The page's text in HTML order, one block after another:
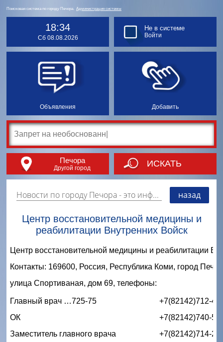
Поисковая система по городу Печора. Администрация системы
18:34
Сб 08.08.2026
Объявления Добавить
Не в системе
Войти
Печора
Другой город ИСКАТЬ
Новости по городу Печора- это информация о событиях, мероприятиях и торгово-коммерческой деятельности города. Страницу наполняют платные и бесплатные объявления, имеющие функцию "поднятия вверх списка". назад
Центр восстановительной медицины и
реабилитации Внутренних Войск
Центр восстановительной медицины и реабилитации
Контакты: 169600, Россия, Республика Коми, город
улица Спортиваная, дом 69, телефоны:
Главный врач …725-75
ОК
Заместитель главного врача
+7(82142)712-46
+7(82142)740-57
+7(82142)714-21